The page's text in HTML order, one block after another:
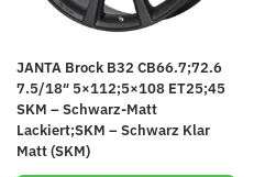
JANTA Brock B32 CB66.7;72.6
7.5/18″ 5×112;5×108 ET25;45
SKM – Schwarz-Matt
Lackiert;SKM – Schwarz Klar
Matt (SKM)